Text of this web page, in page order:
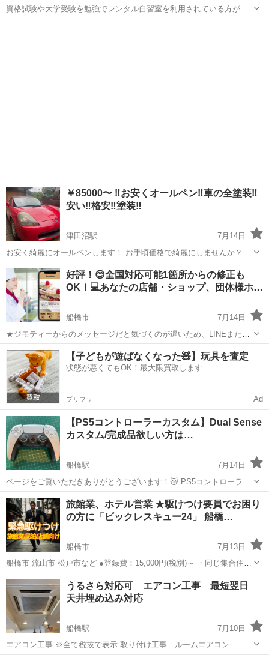
資格試験や大学受験を勉強でレンタル自習室を利用されている方が増
えております。 ２４時間ご利用いただけます。習志野市の津田沼にご
￥85000〜 ‼️お安くオールペン‼️車の全塗装‼️
安い‼️格安‼️塗装‼️
津田沼駅
7月14日
お安く綺麗にオールペンします！ お手頃価格で綺麗にしませんか？？
関東だけではなく日本各地まで ご相談、対応致します‼️ 🌟塗装方法🌟
①養生 ↓ ②足付け240〜600番(場合によりサフェーサー&パテ) ↓ ③シ
リコ...
千葉 船橋市 津田沼駅 その他 格安
好評！😊全国対応可能1箇所からの修正も
OK！💻あなたの店舗・ショップ、団体様ホ…
船橋市
7月14日
★ジモティーからのメッセージだと気づくのが遅いため、LINEまたは
お電話の方が早く対応出来ます ご覧頂きますありがとうございます。
既存のホームページ💻の微修正をさせていただきます。 https://benri...
千葉 船橋市 その他 バナー
【子どもが遊ばなくなった🧸】玩具を査定
状態が悪くてもOK！最大限買取します
プリフラ Ad
【PS5コントローラーカスタム】Dual Sense
カスタム/完成品欲しい方は…
船橋駅
7月14日
ページをご覧いただきありがとうございます！🐱 PS5コントローラー
DualSenseの背面2ボタンカスタムのご依頼承っております！ また完成
品が欲しい方もご相談ください！ 純正のPS5コントローラー...
千葉 船橋市 船橋駅 その他
旅館業、ホテル営業 ★駆けつけ要員でお困り
の方に「ビックレスキュー24」 船橋…
船橋市
7月13日
船橋市 流山市 松戸市など ●登録費：15,000円(税別)～ ・同じ集合住宅
であれば3室まで有効 ※HP要確認 ・登録費は正式なご依頼を受けた段
階で発生いたします。 万が一、駆けつけ要員をご用意できない場合...
千葉 船橋市 その他 ホスト
うるさら対応可 エアコン工事 最短翌日
天井埋め込み対応
船橋駅
7月10日
エアコン工事 ※全て税抜で表示 取り付け工事 ルームエアコン
15000（配管4mまで） 21畳用以上17000（配管4mま